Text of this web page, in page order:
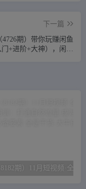
下一篇
4726期）带你玩赚闲鱼
门+进阶+大神），闲鱼